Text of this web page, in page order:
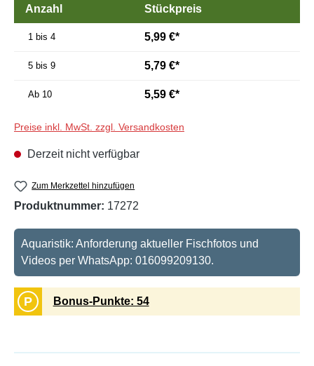
Anzahl Stückpreis
1 bis 4 5,99 €*
5 bis 9 5,79 €*
Ab 10 5,59 €*
Preise inkl. MwSt. zzgl. Versandkosten
Derzeit nicht verfügbar
Zum Merkzettel hinzufügen
Produktnummer: 17272
Aquaristik: Anforderung aktueller Fischfotos und
Videos per WhatsApp: 016099209130.
P Bonus-Punkte: 54